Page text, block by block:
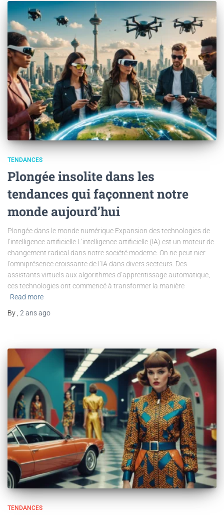
TENDANCES
Plongée insolite dans les
tendances qui façonnent notre
monde aujourd’hui
Plongée dans le monde numérique Expansion des technologies de
l’intelligence artificielle L’intelligence artificielle (IA) est un moteur de
changement radical dans notre société moderne. On ne peut nier
l’omniprésence croissante de l’IA dans divers secteurs. Des
assistants virtuels aux algorithmes d’apprentissage automatique,
ces technologies ont commencé à transformer la manière
Read more
By , 2 ansago
TENDANCES